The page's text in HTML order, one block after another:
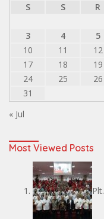
S
S R
3
4 5
10
11 12
17
18 19
24
25 26
31
« Jul
Most Viewed Posts